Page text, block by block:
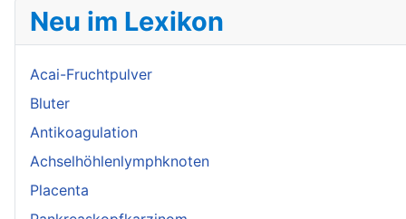
Neu im Lexikon
Acai-Fruchtpulver
Bluter
Antikoagulation
Achselhöhlenlymphknoten
Placenta